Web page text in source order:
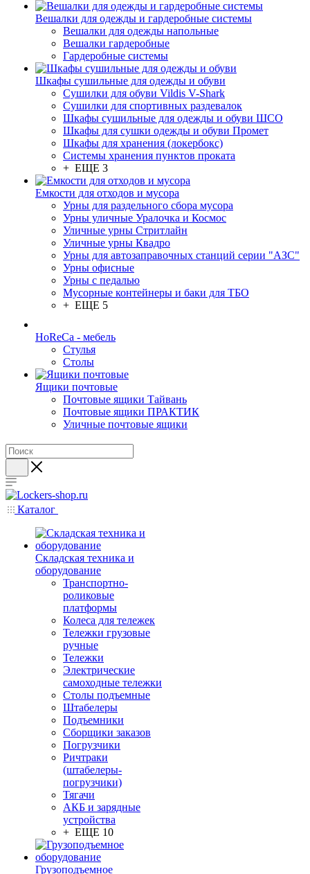
Вешалки для одежды и гардеробные системы
Вешалки для одежды напольные
Вешалки гардеробные
Гардеробные системы
Шкафы сушильные для одежды и обуви
Сушилки для обуви Vildis V-Shark
Сушилки для спортивных раздевалок
Шкафы сушильные для одежды и обуви ШСО
Шкафы для сушки одежды и обуви Промет
Шкафы для хранения (локербокс)
Системы хранения пунктов проката
+ ЕЩЕ 3
Емкости для отходов и мусора
Урны для раздельного сбора мусора
Урны уличные Уралочка и Космос
Уличные урны Стритлайн
Уличные урны Квадро
Урны для автозаправочных станций серии "АЗС"
Урны офисные
Урны с педалью
Мусорные контейнеры и баки для ТБО
+ ЕЩЕ 5
HoReCa - мебель
Стулья
Столы
Ящики почтовые
Почтовые ящики Тайвань
Почтовые ящики ПРАКТИК
Уличные почтовые ящики
Каталог
Складская техника и
оборудование
Транспортно-
роликовые
платформы
Колеса для тележек
Тележки грузовые
ручные
Тележки
Электрические
самоходные тележки
Столы подъемные
Штабелеры
Подъемники
Сборщики заказов
Погрузчики
Ричтраки
(штабелеры-
погрузчики)
Тягачи
АКБ и зарядные
устройства
+ ЕЩЕ 10
Грузоподъемное